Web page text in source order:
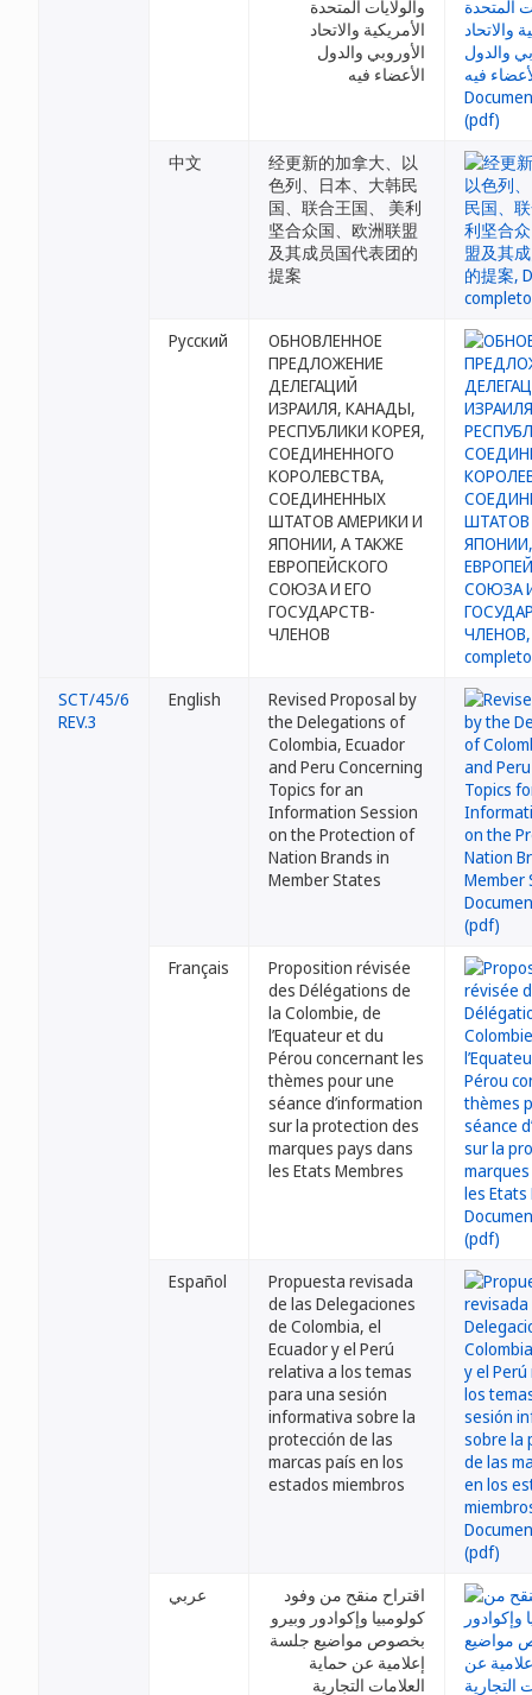
والولايات المتحدة
الأمريكية والاتحاد
الأوروبي والدول
الأعضاء فيه
中文
经更新的加拿大、以
色列、日本、大韩民
国、联合王国、 美利
坚合众国、欧洲联盟
及其成员国代表团的
提案
Русский
ОБНОВЛЕННОЕ
ПРЕДЛОЖЕНИЕ
ДЕЛЕГАЦИЙ
ИЗРАИЛЯ, КАНАДЫ,
РЕСПУБЛИКИ КОРЕЯ,
СОЕДИНЕННОГО
КОРОЛЕВСТВА,
СОЕДИНЕННЫХ
ШТАТОВ АМЕРИКИ И
ЯПОНИИ, А ТАКЖЕ
ЕВРОПЕЙСКОГО
СОЮЗА И ЕГО
ГОСУДАРСТВ-
ЧЛЕНОВ
SCT/45/6
REV.3
English
Revised Proposal by
the Delegations of
Colombia, Ecuador
and Peru Concerning
Topics for an
Information Session
on the Protection of
Nation Brands in
Member States
Français
Proposition révisée
des Délégations de
la Colombie, de
l’Equateur et du
Pérou concernant les
thèmes pour une
séance d’information
sur la protection des
marques pays dans
les Etats Membres
Español
Propuesta revisada
de las Delegaciones
de Colombia, el
Ecuador y el Perú
relativa a los temas
para una sesión
informativa sobre la
protección de las
marcas país en los
estados miembros
عربي
اقتراح منقح من وفود
كولومبيا وإكوادور وبيرو
بخصوص مواضيع جلسة
إعلامية عن حماية
العلامات التجارية